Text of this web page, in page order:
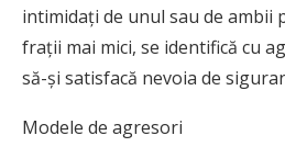
intimidați de unul sau de ambii
frații mai mici, se identifică cu
să-și satisfacă nevoia de
Modele de agresori